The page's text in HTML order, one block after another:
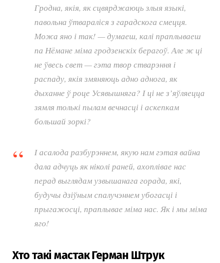
Гродна, якія, як сцвярджаюць злыя языкі,
павольна ўтвараліся з гарадскога смецця.
Можа яно і так! — думаеш, калі праплываеш
па Нёмане міма гродзенскіх берагоў. Але ж ці
не ўвесь свет — гэта твор стварэння і
распаду, якія змяняюць адно аднога, як
дыханне ў роце Усявышняга? І ці не з’яўляецца
зямля толькі пылам вечнасці і аскепкам
большай зоркі?
І асалода разбурэннем, якую нам гэтая вайна
дала адчуць як ніколі раней, ахоплівае нас
перад выглядам узвышанага горада, які,
будучы дзіўным спалучэннем убогасці і
прыгажосці, праплывае міма нас. Як і мы міма
яго!
Хто такі мастак Герман Штрук